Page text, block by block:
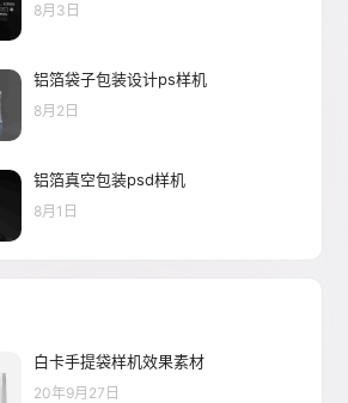
8月3日
铝箔袋子包装设计ps样机
8月2日
铝箔真空包装psd样机
8月1日
白卡手提袋样机效果素材
20年9月27日